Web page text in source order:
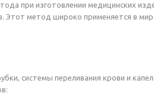
при изготовлении медицинских
Этот метод широко применяется в
системы переливания крови и